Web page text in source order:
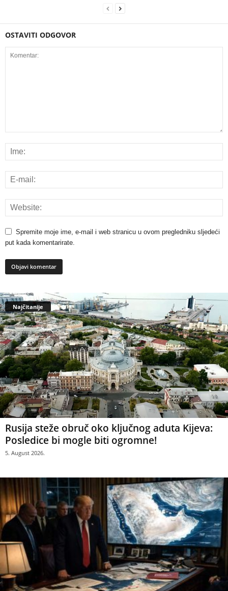
OSTAVITI ODGOVOR
Spremite moje ime, e-mail i web stranicu u ovom pregledniku sljedeći
put kada komentarirate.
Najčitanije
Rusija steže obruč oko ključnog aduta Kijeva:
Posledice bi mogle biti ogromne!
5. August 2026.